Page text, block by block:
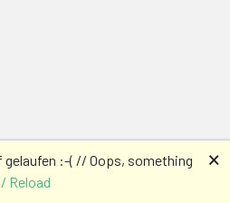
:-( // Oops, something
Reload
🗙